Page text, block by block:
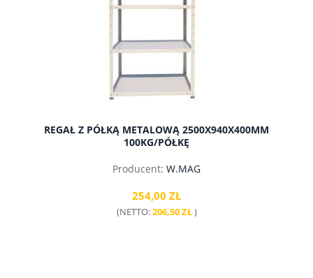
REGAŁ Z PÓŁKĄ METALOWĄ 2500X940X400MM
100KG/PÓŁKĘ
Producent: W.MAG
254,00 ZŁ
(NETTO:206,50 ZŁ)